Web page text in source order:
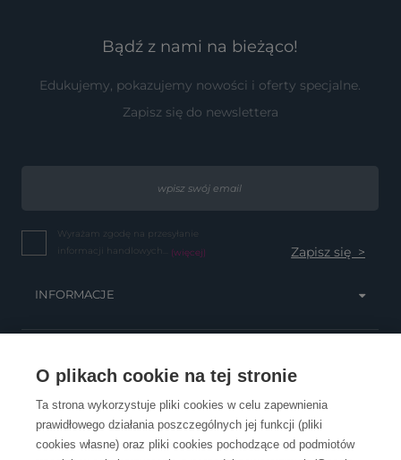
O plikach cookie na tej stronie
Ta strona wykorzystuje pliki cookies w celu zapewnienia
prawidłowego działania poszczególnych jej funkcji (pliki
cookies własne) oraz pliki cookies pochodzące od podmiotów
Bądź z nami na bieżąco!
Edukujemy, pokazujemy nowości i oferty specjalne.
Zapisz się do newslettera
Wyrażam zgodę na przesyłanie
informacji handlowych... (więcej)
INFORMACJE
OBSŁUGA KLIENTA
KONTAKT